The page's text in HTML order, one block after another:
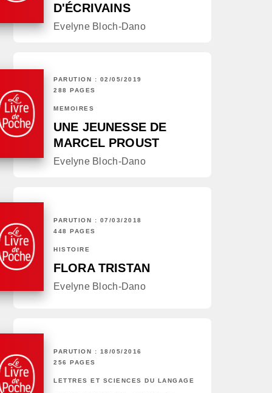
D'ÉCRIVAINS
Evelyne Bloch-Dano
PARUTION : 02/05/2019
288 PAGES
MÉMOIRES
UNE JEUNESSE DE
MARCEL PROUST
Evelyne Bloch-Dano
PARUTION : 07/03/2018
448 PAGES
HISTOIRE
FLORA TRISTAN
Evelyne Bloch-Dano
PARUTION : 18/05/2016
256 PAGES
LETTRES ET SCIENCES DU LANGAGE